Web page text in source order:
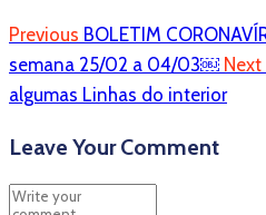
Previous BOLETIM
semana 25/02 a 04/03￼ Next
algumas Linhas do interior
Leave Your Comment